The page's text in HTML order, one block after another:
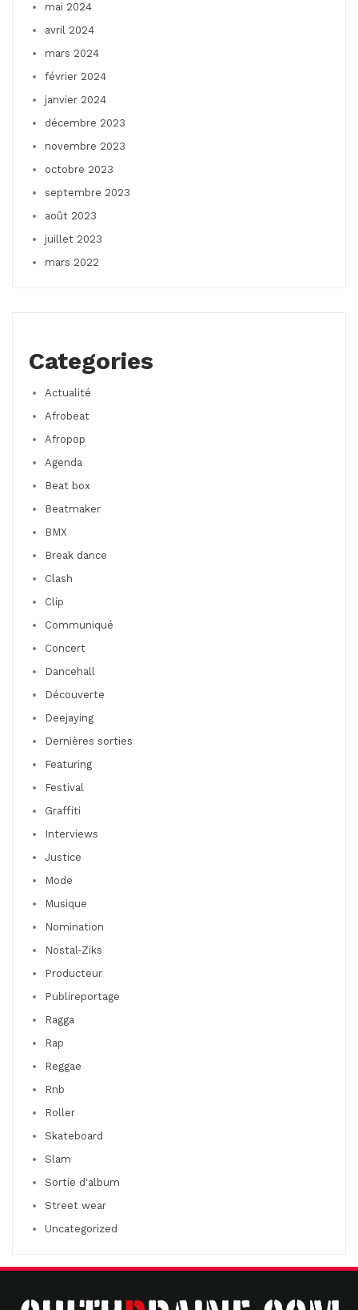
mai 2024
avril 2024
mars 2024
février 2024
janvier 2024
décembre 2023
novembre 2023
octobre 2023
septembre 2023
août 2023
juillet 2023
mars 2022
Categories
Actualité
Afrobeat
Afropop
Agenda
Beat box
Beatmaker
BMX
Break dance
Clash
Clip
Communiqué
Concert
Dancehall
Découverte
Deejaying
Dernières sorties
Featuring
Festival
Graffiti
Interviews
Justice
Mode
Musique
Nomination
Nostal-Ziks
Producteur
Publireportage
Ragga
Rap
Reggae
Rnb
Roller
Skateboard
Slam
Sortie d'album
Street wear
Uncategorized